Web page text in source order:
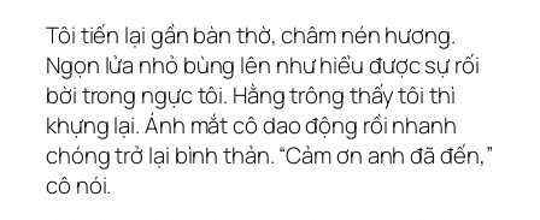
Tôi tiến lại gần bàn thờ, châm nén hương.
Ngọn lửa nhỏ bùng lên như hiểu được sự rối
bời trong ngực tôi. Hằng trông thấy tôi thì
khựng lại. Ánh mắt cô dao động rồi nhanh
chóng trở lại bình thản. “Cảm ơn anh đã đến,”
cô nói.